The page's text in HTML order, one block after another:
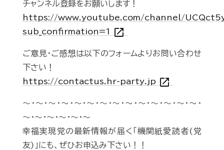
チャンネル登録をお願いします！
https://www.youtube.com/channel/
sub_confirmation=1 open_in_new
ご意見・ご感想は以下のフォームよりお問い合わせ
下さい！
https://contactus.hr-party.jp open_in_new
～・～・～・～・～・～・～・～・～・～・～・～・～・～・
～・～・～・～・～・～
幸福実現党の最新情報が届く「機関紙愛読者(党
友)」にも、ぜひお申込み下さい！！